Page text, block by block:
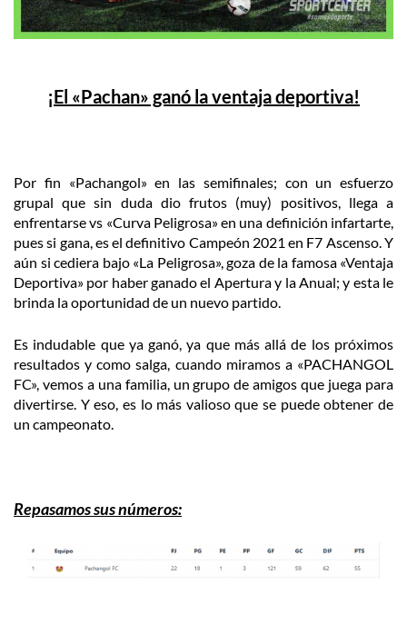
¡El «Pachan» ganó la ventaja deportiva!
Por fin «Pachangol» en las semifinales; con un esfuerzo
grupal que sin duda dio frutos (muy) positivos, llega a
enfrentarse vs «Curva Peligrosa» en una definición infartarte,
pues si gana, es el definitivo Campeón 2021 en F7 Ascenso. Y
aún si cediera bajo «La Peligrosa», goza de la famosa «Ventaja
Deportiva» por haber ganado el Apertura y la Anual; y esta le
brinda la oportunidad de un nuevo partido.
Es indudable que ya ganó, ya que más allá de los próximos
resultados y como salga, cuando miramos a «PACHANGOL
FC», vemos a una familia, un grupo de amigos que juega para
divertirse. Y eso, es lo más valioso que se puede obtener de
un campeonato.
Repasamos sus números: